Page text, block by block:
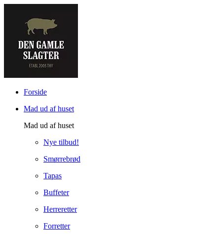
Forside
Mad ud af huset
Mad ud af huset
Nye tilbud!
Smørrebrød
Tapas
Buffeter
Herreretter
Forretter